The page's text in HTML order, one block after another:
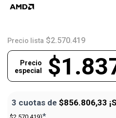
Precio lista $2.570.419
Precio
especial
3 cuotas de $856.806,33